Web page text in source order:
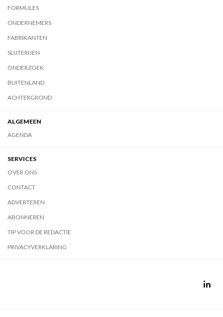
FORMULES
ONDERNEMERS
FABRIKANTEN
SLIJTERIJEN
ONDERZOEK
BUITENLAND
ACHTERGROND
ALGEMEEN
AGENDA
SERVICES
OVER ONS
CONTACT
ADVERTEREN
ABONNEREN
TIP VOOR DE REDACTIE
PRIVACYVERKLARING